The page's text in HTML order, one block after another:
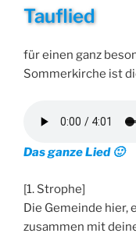
AM
Tauflied
für einen ganz
Sommerkirche ist
Das ganze Lied 🙂
[1. Strophe]
Die Gemeinde hier,
zusammen mit